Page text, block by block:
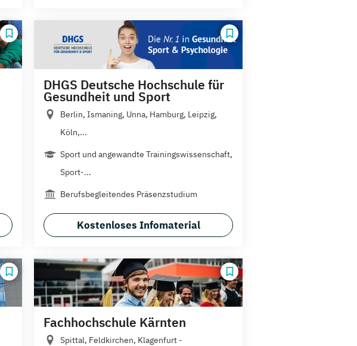
DHGS Deutsche Hochschule für
Gesundheit und Sport
Berlin, Ismaning, Unna, Hamburg, Leipzig,
Köln,...
Sport und angewandte Trainingswissenschaft,
Sport-...
Berufsbegleitendes Präsenzstudium
Kostenloses Infomaterial
Fachhochschule Kärnten
Spittal, Feldkirchen, Klagenfurt -